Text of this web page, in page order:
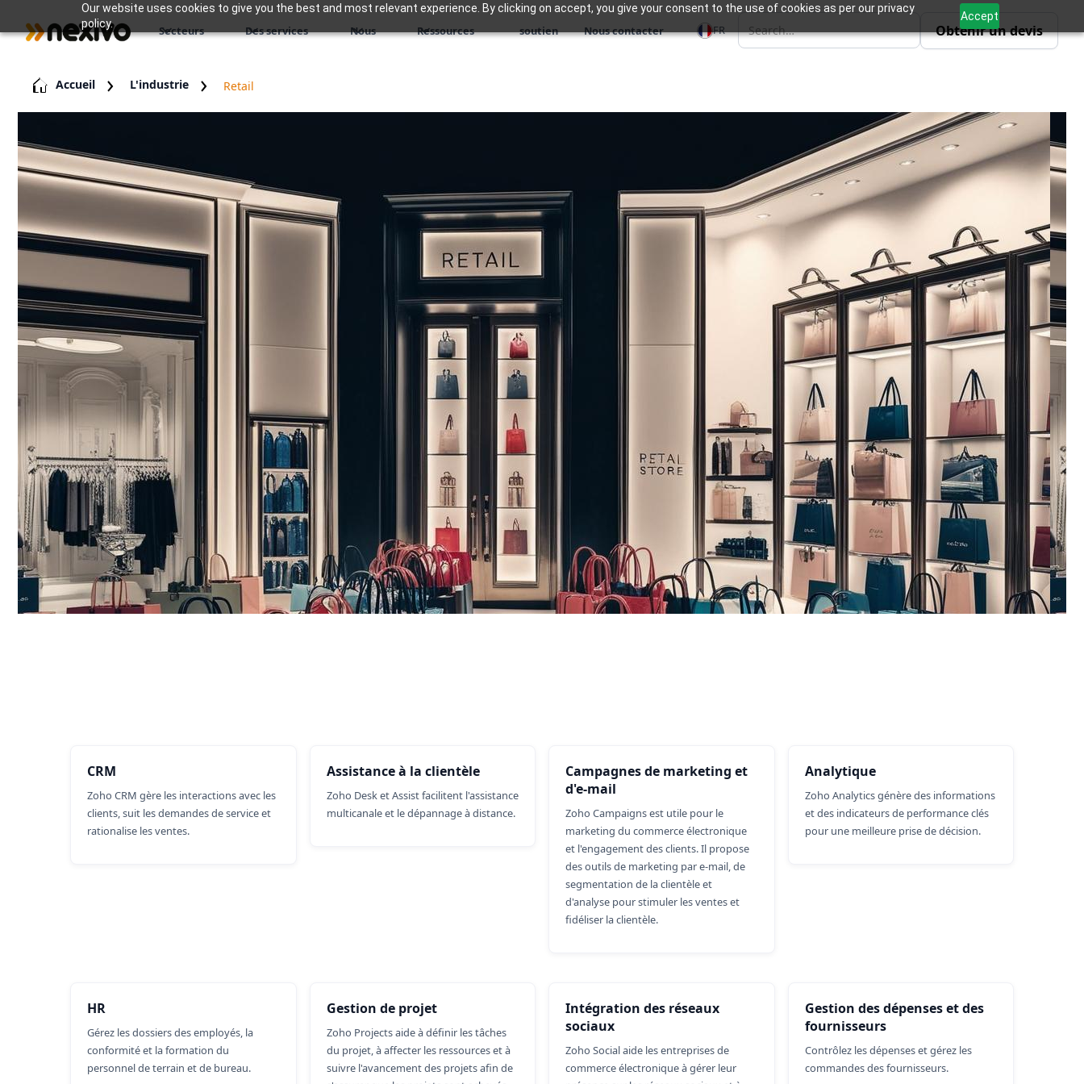
Our website uses cookies to give you the best and most relevant experience. By clicking on accept, you give your consent to the use of cookies as per our privacy
policy.
Accept
Secteurs Des services Nous Ressources soutien Nous contacter FR Obtenir un devis
Accueil L'industrie Retail
Commerce de
détail
Zoho propose une suite complète pour le
secteur de la vente au détail, permettant une
gestion fluide de l'engagement client, des
ventes, des stocks et des opérations.
Number of Customers
CRM
Zoho CRM gère les interactions avec les
clients, suit les demandes de service et
rationalise les ventes.
Assistance à la clientèle
Zoho Desk et Assist facilitent l'assistance
multicanale et le dépannage à distance.
Campagnes de marketing et
d'e-mail
Zoho Campaigns est utile pour le
marketing du commerce électronique
et l'engagement des clients. Il propose
des outils de marketing par e-mail, de
segmentation de la clientèle et
d'analyse pour stimuler les ventes et
fidéliser la clientèle.
Analytique
Zoho Analytics génère des informations
et des indicateurs de performance clés
pour une meilleure prise de décision.
HR
Gérez les dossiers des employés, la
conformité et la formation du
personnel de terrain et de bureau.
Gestion de projet
Zoho Projects aide à définir les tâches
du projet, à affecter les ressources et à
suivre l'avancement des projets afin de
Intégration des réseaux
sociaux
Zoho Social aide les entreprises de
commerce électronique à gérer leur
Gestion des dépenses et des
fournisseurs
Contrôlez les dépenses et gérez les
commandes des fournisseurs.